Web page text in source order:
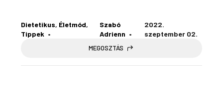
Dietetikus, Életmód
Tippek
Szabó
Adrienn
2022.
szeptember 02.
MEGOSZTÁS